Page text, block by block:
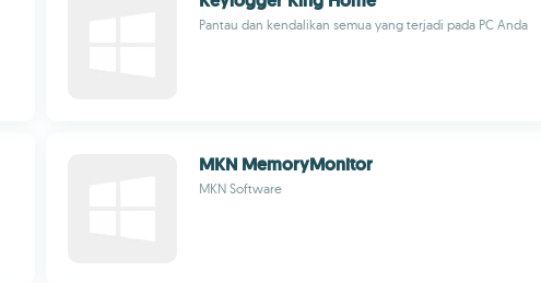
Pantau dan kendalikan semua yang terjadi pada PC Anda
MKN MemoryMonitor
MKN Software